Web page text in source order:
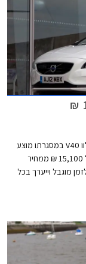
חברת מאיר, יבואנית וולוו לישראל, יוצאת במבצע על וולוו V40 במסגרתו מוצע
הדגם במחיר התחלתי של 153,900 ₪ המגלם הנחה של 15,100 ₪ ממחיר
₪. המבצע תקף לזמן מוגבל וייערך בכל